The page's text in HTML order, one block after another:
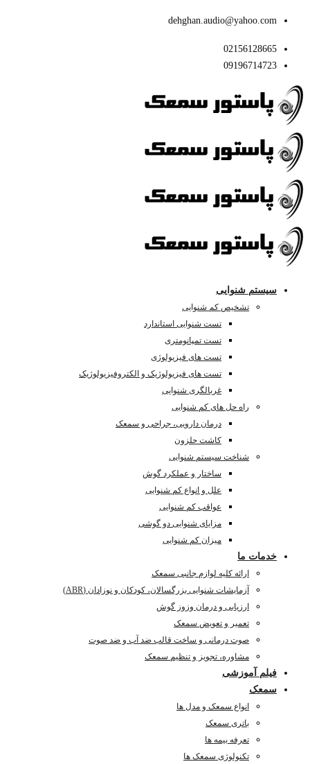
dehghan.audio@yahoo.com
02156128665
09196714723
سیستم شنوایی
تشخیص کم شنوایی
تست شنوایی استاندارد
تست تمپانومتری
تست های فیزیولوژی
تست های فیزیولوژیک و الکتروفیزیولوژیک
غربالگری شنوایی
راه حل های کم شنوایی
درمان دارویی، جراحی و سمعک
کاشت حلزون
شناخت سیستم شنوایی
ساختار و عملکرد گوش
علل و انواع کم شنوایی
عواقب کم شنوایی
مزایای شنوایی دو گوشی
میزان کم شنوایی
خدمات ما
ارائه کلیه لوازم جانبی سمعک
آزمایشات شنوایی بزرگسالان، کودکان و نوزادان (ABR)
ارزیابی و درمان وزوز گوش
تعمیر و تعویض سمعک
صوت درمانی و ساخت قالب ضد آب و ضد صوت
مشاوره، تجویز و تنظیم سمعک
فیلم آموزشی
سمعک
انواع سمعک و مدل ها
باتری سمعک
تعرفه بیمه ها
تکنولوژی سمعک ها